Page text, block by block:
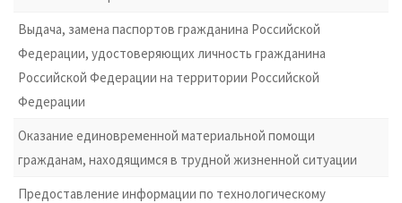
Выдача, замена паспортов гражданина Российской
Федерации, удостоверяющих личность гражданина
Российской Федерации на территории Российской
Федерации
Оказание единовременной материальной помощи
гражданам, находящимся в трудной жизненной ситуации
Предоставление информации по технологическому